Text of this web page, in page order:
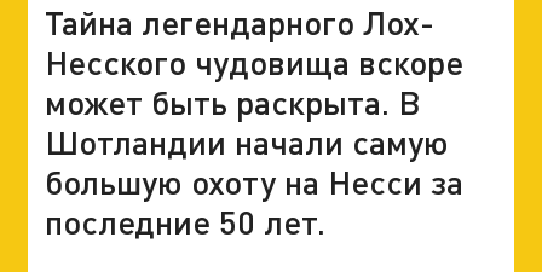
Тайна легендарного Лох-
Несского чудовища вскоре
может быть раскрыта. В
Шотландии начали самую
большую охоту на Несси за
последние 50 лет.